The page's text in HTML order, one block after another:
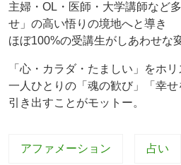
主婦・OL・医師・大学講師など
せ」の高い悟りの境地へと導き
ほぼ100%の受講生がしあわせな
「心・カラダ・たましい」をホ
一人ひとりの「魂の歓び」「幸せ
引き出すことがモットー。
アファメーション 占い